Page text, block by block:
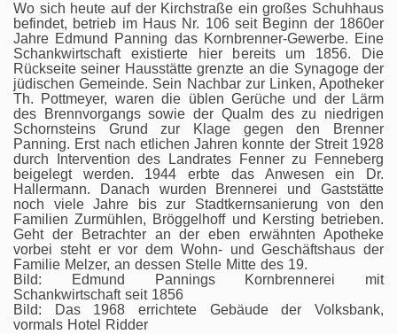
Wo sich heute auf der Kirchstraße ein großes Schuhhaus
befindet, betrieb im Haus Nr. 106 seit Beginn der 1860er
Jahre Edmund Panning das Kornbrenner-Gewerbe. Eine
Schankwirtschaft existierte hier bereits um 1856. Die
Rückseite seiner Hausstätte grenzte an die Synagoge der
jüdischen Gemeinde. Sein Nachbar zur Linken, Apotheker
Th. Pottmeyer, waren die üblen Gerüche und der Lärm
des Brennvorgangs sowie der Qualm des zu niedrigen
Schornsteins Grund zur Klage gegen den Brenner
Panning. Erst nach etlichen Jahren konnte der Streit 1928
durch Intervention des Landrates Fenner zu Fenneberg
beigelegt werden. 1944 erbte das Anwesen ein Dr.
Hallermann. Danach wurden Brennerei und Gaststätte
noch viele Jahre bis zur Stadtkernsanierung von den
Familien Zurmühlen, Bröggelhoff und Kersting betrieben.
Geht der Betrachter an der eben erwähnten Apotheke
vorbei steht er vor dem Wohn- und Geschäftshaus der
Familie Melzer, an dessen Stelle Mitte des 19.
Bild: Edmund Pannings Kornbrennerei mit
Schankwirtschaft seit 1856
Bild: Das 1968 errichtete Gebäude der Volksbank,
vormals Hotel Ridder